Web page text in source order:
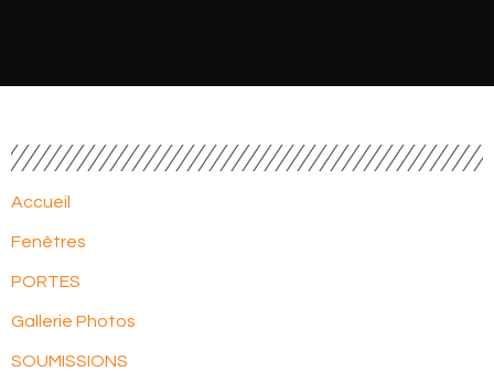
Accueil
Fenêtres
PORTES
Gallerie Photos
SOUMISSIONS